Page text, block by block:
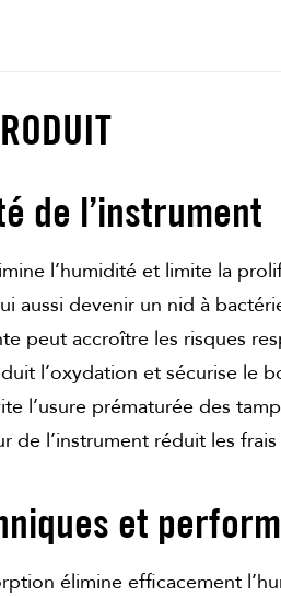
de l’instrument
l’humidité et limite la
aussi devenir un nid à
peut accroître les risques
l’oxydation et sécurise le
l’usure prématurée des
de l’instrument réduit les
et
élimine efficacement